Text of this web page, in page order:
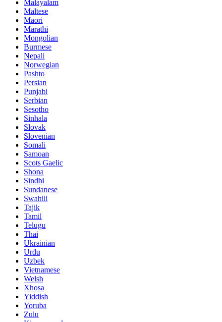
Malayalam
Maltese
Maori
Marathi
Mongolian
Burmese
Nepali
Norwegian
Pashto
Persian
Punjabi
Serbian
Sesotho
Sinhala
Slovak
Slovenian
Somali
Samoan
Scots Gaelic
Shona
Sindhi
Sundanese
Swahili
Tajik
Tamil
Telugu
Thai
Ukrainian
Urdu
Uzbek
Vietnamese
Welsh
Xhosa
Yiddish
Yoruba
Zulu